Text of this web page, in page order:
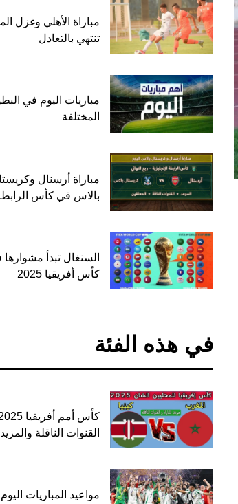
مباراة الأهلي وغزل
تنتهي بالتعادل
مباريات اليوم في
المختلفة
مباراة أرسنال
بالاس في كأس
السنغال تبدأ
كأس أفريقيا 2025
في هذه الفئة
القنوات الناقلة والمزيد
مواعيد المباريات